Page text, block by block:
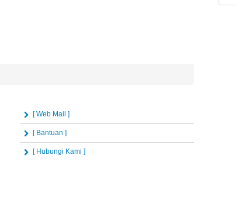
[ Web Mail ]
[ Bantuan ]
[ Hubungi Kami ]